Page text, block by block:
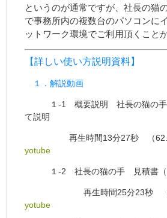
というのが通常ですが、社長の猫
で事務所内の複数台のパソコンに
ットワーク環境でご利用頂くこと
【詳しい使い方説明資料】
１．解説動画
１-1 概要説明 社長の猫の手の
て説明
再生時間13分27秒 （
yotube
１-2 社長の猫の手 見積書（
再生時間25分23秒 （
yotube